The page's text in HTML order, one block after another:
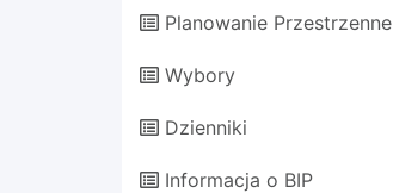
Planowanie Przestrzenne
Wybory
Dzienniki
Informacja o BIP